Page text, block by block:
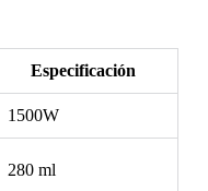
Especificación
1500W
280 ml